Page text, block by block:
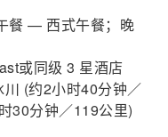
餐 — 西式午餐；晚
或同级 3 星酒店
川 (约2小时40分钟／
30分钟／119公里)